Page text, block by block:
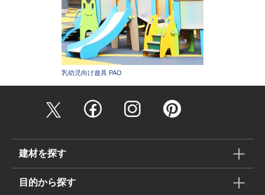
乳幼児向け遊具 PAO
建材を探す
目的から探す